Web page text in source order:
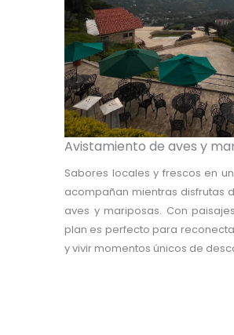
Avistamiento de aves y
Sabores locales y frescos en
acompañan mientras disfrutas
aves y mariposas. Con
plan es perfecto para
y vivir momentos únicos de